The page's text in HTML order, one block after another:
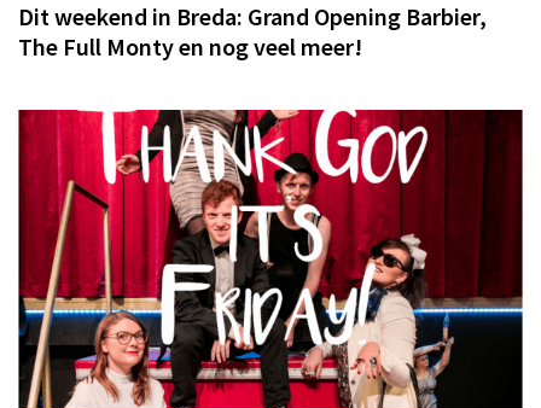
Dit weekend in Breda: Grand Opening Barbier,
The Full Monty en nog veel meer!